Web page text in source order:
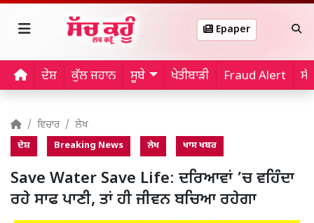
Epaper
ਦੇਸ਼ ਕੁੱਲ ਜਹਾਨ ਸੂਬੇ ਖੇਤੀਬਾੜੀ Fraud Alert
ਵਿਚਾਰ ਲੇਖ
ਦੇਸ਼ Breaking News ਲੇਖ ਖਾਸ ਖਬਰ
Save Water Save Life: ਦਰਿਆਵਾਂ ’ਚ ਵਹਿੰਦਾ
ਰਹੇ ਸਾਫ ਪਾਣੀ, ਤਾਂ ਹੀ ਜੀਵਨ ਬਚਿਆ ਰਹੇਗਾ